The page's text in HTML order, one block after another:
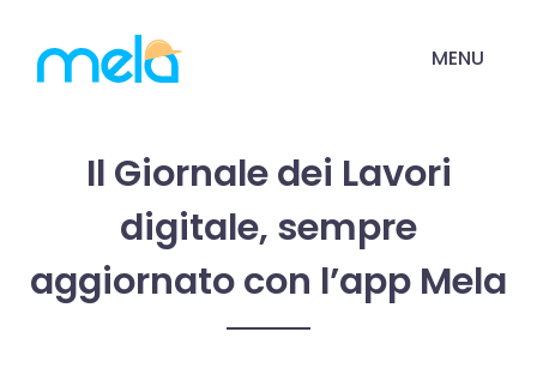
MENU
Il Giornale dei Lavori
digitale, sempre
aggiornato con l’app Mela